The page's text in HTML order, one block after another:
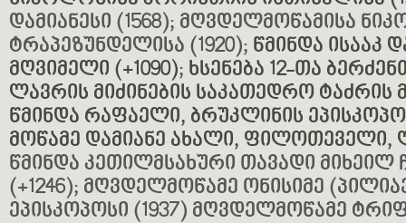
დამიანესი (1568); მღვდელმოწამისა
ტრაპეზუნდელისა (1920); წმინდა ისააკ
მღვიმელი (+1090); ხსენება 12-თა
ლავრის მიძინების საკათედრო ტაძრის
წმინდა რაფაელი, ბრუკლინის
მოწამე დამიანე ახალი, ფილოთეველი,
წმინდა კეთილმსახური თავადი მიხეილ
(+1246); მღვდელმოწამე ონისიმე
ეპისკოპოსი (1937) მღვდელმოწამე